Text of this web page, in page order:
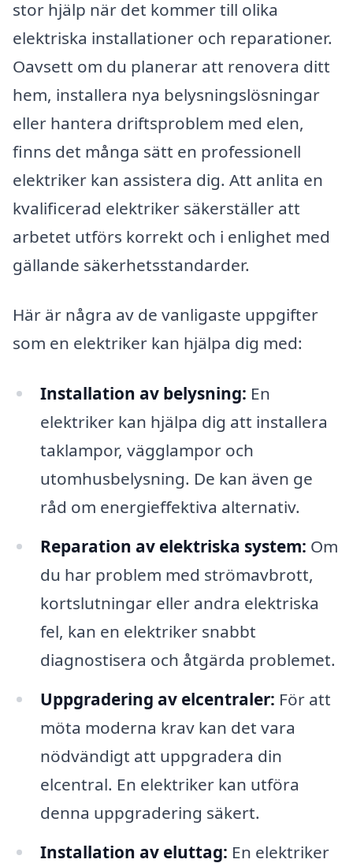
stor hjälp när det kommer till olika
elektriska installationer och reparationer.
Oavsett om du planerar att renovera ditt
hem, installera nya belysningslösningar
eller hantera driftsproblem med elen,
finns det många sätt en professionell
elektriker kan assistera dig. Att anlita en
kvalificerad elektriker säkerställer att
arbetet utförs korrekt och i enlighet med
gällande säkerhetsstandarder.
Här är några av de vanligaste uppgifter
som en elektriker kan hjälpa dig med:
Installation av belysning: En
elektriker kan hjälpa dig att installera
taklampor, vägglampor och
utomhusbelysning. De kan även ge
råd om energieffektiva alternativ.
Reparation av elektriska system: Om
du har problem med strömavbrott,
kortslutningar eller andra elektriska
fel, kan en elektriker snabbt
diagnostisera och åtgärda problemet.
Uppgradering av elcentraler: För att
möta moderna krav kan det vara
nödvändigt att uppgradera din
elcentral. En elektriker kan utföra
denna uppgradering säkert.
Installation av eluttag: En elektriker